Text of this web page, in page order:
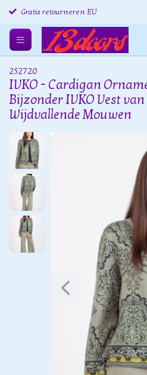
Gratis retourneren EU
252720
IVKO - Cardigan
Bijzonder IVKO Vest van
Wijdvallende Mouwen